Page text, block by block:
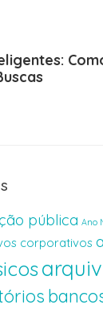
pública Ano
corporativos